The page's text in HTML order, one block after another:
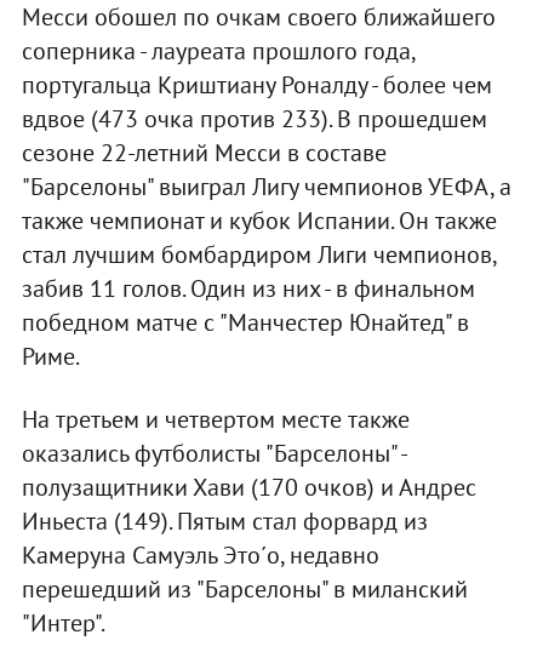
Месси обошел по очкам своего ближайшего
соперника - лауреата прошлого года,
португальца Криштиану Роналду - более чем
вдвое (473 очка против 233). В прошедшем
сезоне 22-летний Месси в составе
"Барселоны" выиграл Лигу чемпионов УЕФА, а
также чемпионат и кубок Испании. Он также
стал лучшим бомбардиром Лиги чемпионов,
забив 11 голов. Один из них - в финальном
победном матче с "Манчестер Юнайтед" в
Риме.
На третьем и четвертом месте также
оказались футболисты "Барселоны" -
полузащитники Хави (170 очков) и Андрес
Иньеста (149). Пятым стал форвард из
Камеруна Самуэль Это´о, недавно
перешедший из "Барселоны" в миланский
"Интер".